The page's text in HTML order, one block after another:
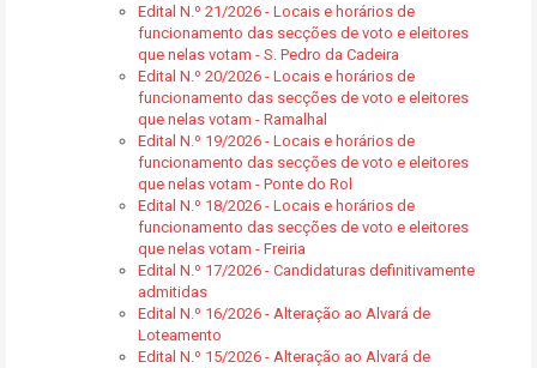
Edital N.º 21/2026 - Locais e horários de
funcionamento das secções de voto e eleitores
que nelas votam - S. Pedro da Cadeira
Edital N.º 20/2026 - Locais e horários de
funcionamento das secções de voto e eleitores
que nelas votam - Ramalhal
Edital N.º 19/2026 - Locais e horários de
funcionamento das secções de voto e eleitores
que nelas votam - Ponte do Rol
Edital N.º 18/2026 - Locais e horários de
funcionamento das secções de voto e eleitores
que nelas votam - Freiria
Edital N.º 17/2026 - Candidaturas definitivamente
admitidas
Edital N.º 16/2026 - Alteração ao Alvará de
Loteamento
Edital N.º 15/2026 - Alteração ao Alvará de